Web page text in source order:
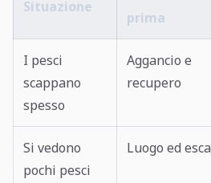
Situazione
prima
I pesci
scappano
spesso
Aggancio e
recupero
Si vedono
pochi pesci
Luogo ed esca